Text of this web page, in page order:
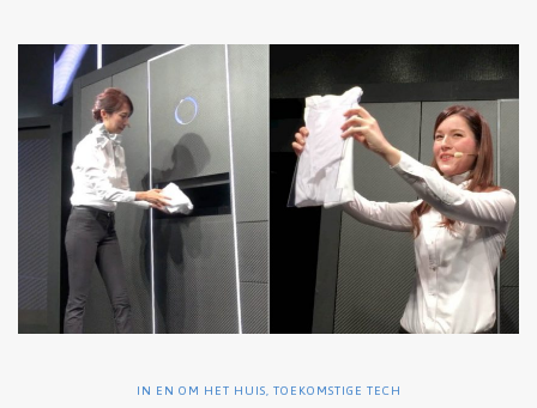
IN EN OM HET HUIS, TOEKOMSTIGE TECH